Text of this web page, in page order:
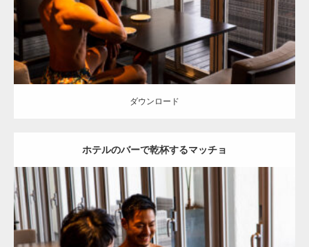
ダウンロード
ダウンロード
ホテルのバーで乾杯するマッチョ
Update:2023.02.11